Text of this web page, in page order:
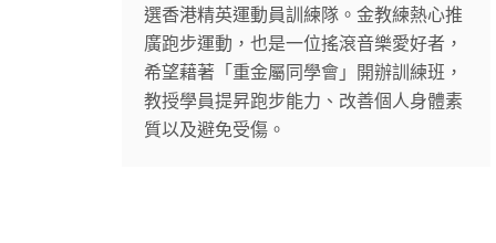
選香港精英運動員訓練隊。金教練熱心推
廣跑步運動，也是一位搖滾音樂愛好者，
希望藉著「重金屬同學會」開辦訓練班，
教授學員提昇跑步能力、改善個人身體素
質以及避免受傷。